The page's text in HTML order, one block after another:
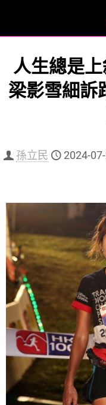
人生總是
梁影雪細訴
孫立民 2024-